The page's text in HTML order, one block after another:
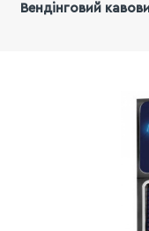
Вендінговий